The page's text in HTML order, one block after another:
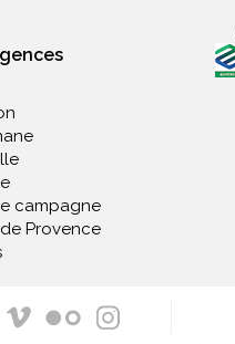
campagne
Provence